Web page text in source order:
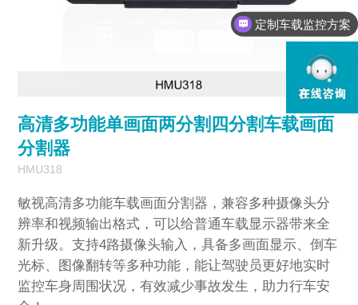
2/2
高清多功能单画面两分割四分割车载画面
分割器
HMU318
敏视高清多功能车载画面分割器，兼容多种摄像头分
辨率和视频输出格式，可以给普通车载显示器带来全
新升级。支持4路摄像头输入，具备多画面显示、倒车
光标、图像翻转等多种功能，能让驾驶员更好地实时
监控车身周围状况，有效减少事故发生，助力行车安
定制车载监控方案